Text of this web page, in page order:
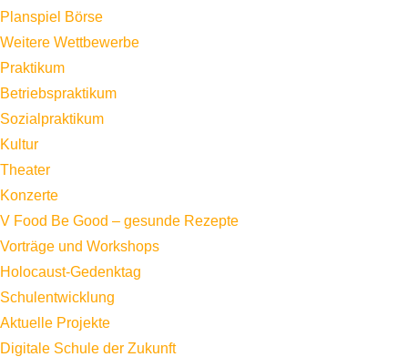
Planspiel Börse
Weitere Wettbewerbe
Praktikum
Betriebspraktikum
Sozialpraktikum
Kultur
Theater
Konzerte
V Food Be Good – gesunde Rezepte
Vorträge und Workshops
Holocaust-Gedenktag
Schulentwicklung
Aktuelle Projekte
Digitale Schule der Zukunft